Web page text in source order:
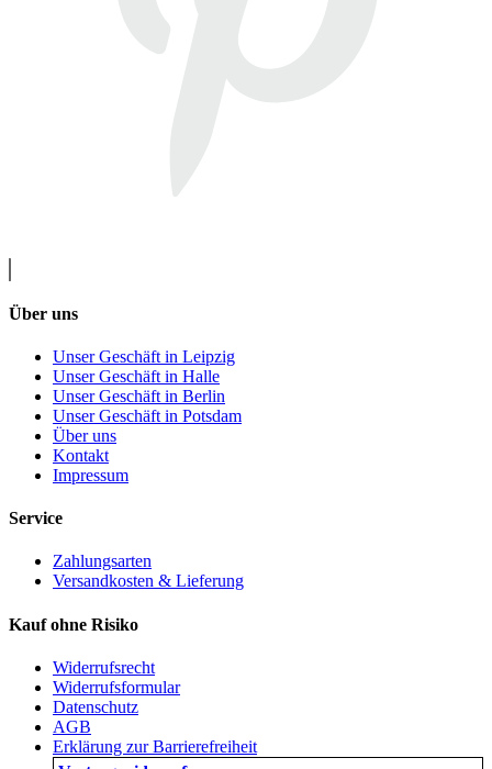
Über uns
Unser Geschäft in Leipzig
Unser Geschäft in Halle
Unser Geschäft in Berlin
Unser Geschäft in Potsdam
Über uns
Kontakt
Impressum
Service
Zahlungsarten
Versandkosten & Lieferung
Kauf ohne Risiko
Widerrufsrecht
Widerrufsformular
Datenschutz
AGB
Erklärung zur Barrierefreiheit